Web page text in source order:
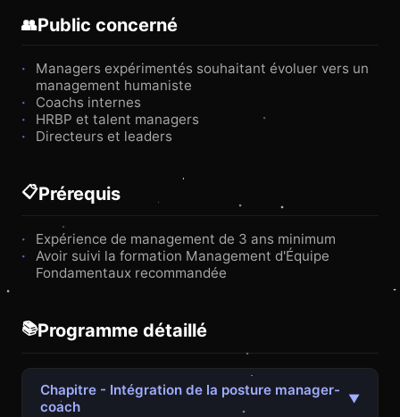
👥Public concerné
Managers expérimentés souhaitant évoluer vers un
management humaniste
Coachs internes
HRBP et talent managers
Directeurs et leaders
📋Prérequis
Expérience de management de 3 ans minimum
Avoir suivi la formation Management d'Équipe
Fondamentaux recommandée
📚Programme détaillé
Chapitre - Intégration de la posture manager-
coach
▼
Assistant IT4
En ligne